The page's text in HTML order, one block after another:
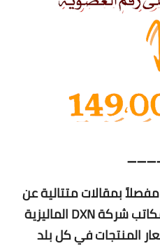
بمقالات متتالية عن
جميع المنتجات وعناوين مكاتب شركة DXN الماليزية
المنتجات في كل بلد